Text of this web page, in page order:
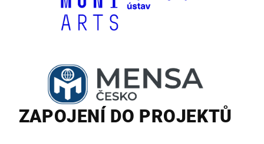
ZAPOJENÍ DO PROJEKTŮ